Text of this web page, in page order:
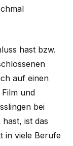
hast bzw.
auf einen
und
bei
ist das
in viele Berufe